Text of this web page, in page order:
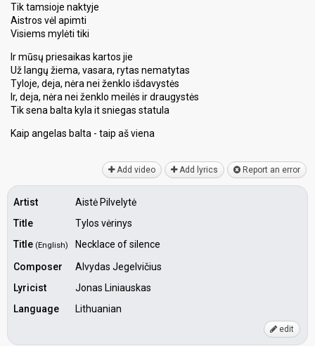
Tik tamsioje naktyje
Aistros vėl apimti
Visiems mylėti tiki
Ir mūsų priesaikas kartos jie
Už langų žiema, vasara, rytas nematytas
Tyloje, deja, nėra nei ženklo išdavystės
Ir, deja, nėra nei ženklo meilės ir draugystės
Tik sena balta kyla it sniegas statula
Kaip angelaѕ balta - taip aš vienа
Add video Add lyrics Report an error
Artist
Aistė Pilvelytė
Title
Tylos vėrinys
Title (English)
Necklace of silence
Composer
Alvydas Jegelvičius
Lyricist
Jonas Liniauskas
Language
Lithuanian
edit